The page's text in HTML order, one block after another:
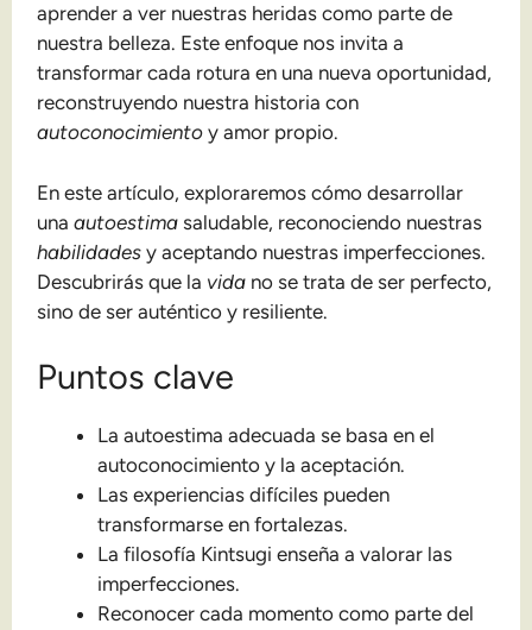
aprender a ver nuestras heridas como parte de
nuestra belleza. Este enfoque nos invita a
transformar cada rotura en una nueva oportunidad,
reconstruyendo nuestra historia con
autoconocimiento y amor propio.
En este artículo, exploraremos cómo desarrollar
unaautoestima saludable, reconociendo nuestras
habilidades y aceptando nuestras imperfecciones.
Descubrirás que la vida no se trata de ser perfecto,
sino de ser auténtico y resiliente.
Puntos clave
La autoestima adecuada se basa en el
autoconocimiento y la aceptación.
Las experiencias difíciles pueden
transformarse en fortalezas.
La filosofía Kintsugi enseña a valorar las
imperfecciones.
Reconocer cada momento como parte del